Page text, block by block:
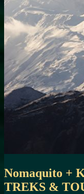
Nomaquito +
TREKS &